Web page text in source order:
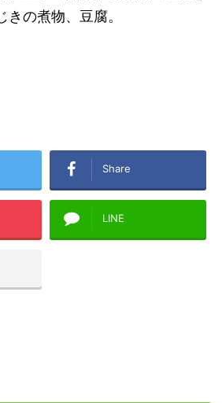
の煮物、豆腐。
Share
LINE